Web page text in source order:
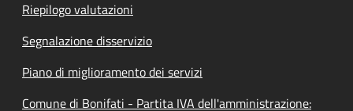
Riepilogo valutazioni
Segnalazione disservizio
Piano di miglioramento dei servizi
Comune di Bonifati - Partita IVA dell'amministrazione: